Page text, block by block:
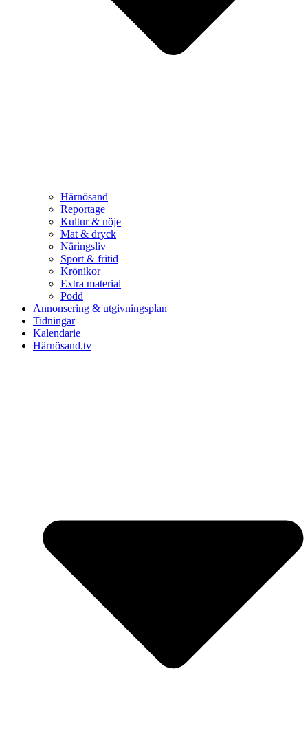
Härnösand
Reportage
Kultur & nöje
Mat & dryck
Näringsliv
Sport & fritid
Krönikor
Extra material
Podd
Annonsering & utgivningsplan
Tidningar
Kalendarie
Härnösand.tv